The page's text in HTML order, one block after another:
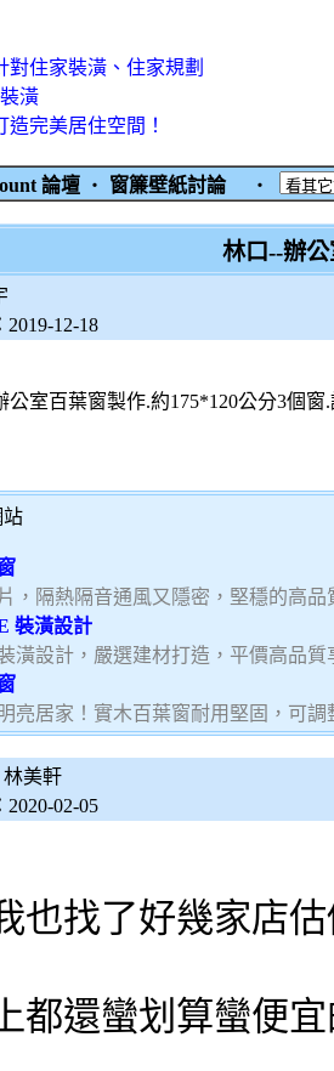
對住家裝潢、住家規劃
裝潢
完美居住空間！
論壇 ‧ 窗簾壁紙討論 ‧
林口--辦
2019-12-18
公室百葉窗製作.約175*120公分3個窗
站
，隔熱隔音通風又隱密，堅穩的高
裝潢設計
潢設計，嚴選建材打造，平價高品
亮居家！實木百葉窗耐用堅固，可
林美軒
2020-02-05
也找了好幾家店
都還蠻划算蠻便